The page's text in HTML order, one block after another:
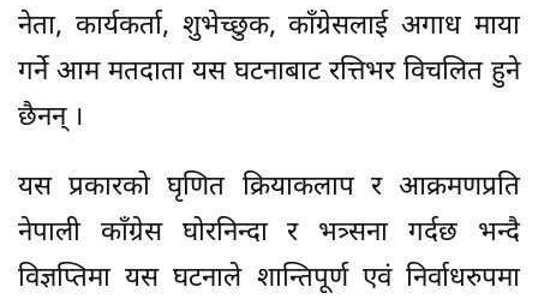
नेता, कार्यकर्ता, शुभेच्छुक, काँग्रेसलाई अगाध माया
गर्ने आम मतदाता यस घटनाबाट रत्तिभर विचलित हुने
छैनन् ।
यस प्रकारको घृणित क्रियाकलाप र आक्रमणप्रति
नेपाली काँग्रेस घोरनिन्दा र भत्र्सना गर्दछ भन्दै
विज्ञप्तिमा यस घटनाले शान्तिपूर्ण एवं निर्वाधरुपमा